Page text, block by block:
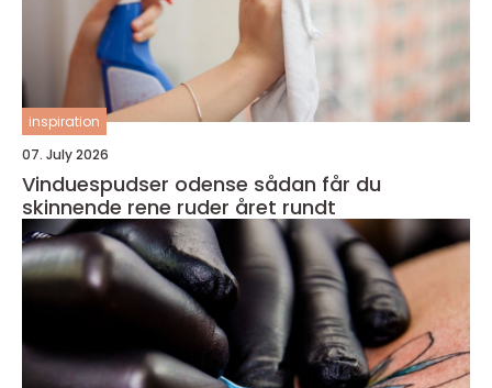
inspiration
07. July 2026
Vinduespudser odense sådan får du
skinnende rene ruder året rundt